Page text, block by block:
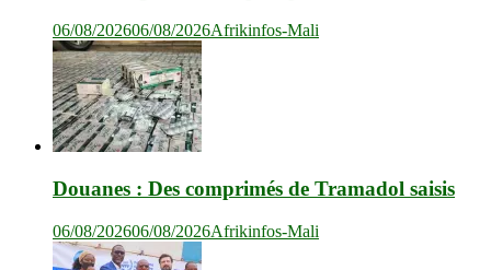
06/08/202606/08/2026Afrikinfos-Mali
Douanes : Des comprimés de Tramadol saisis
06/08/202606/08/2026Afrikinfos-Mali